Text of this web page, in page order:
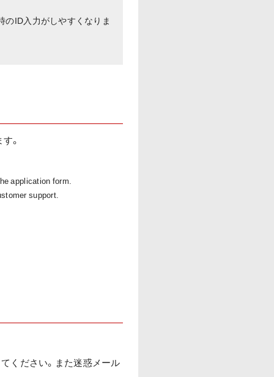
のID入力がしやすくなりま
。
application form.
support.
ください。また迷惑メール